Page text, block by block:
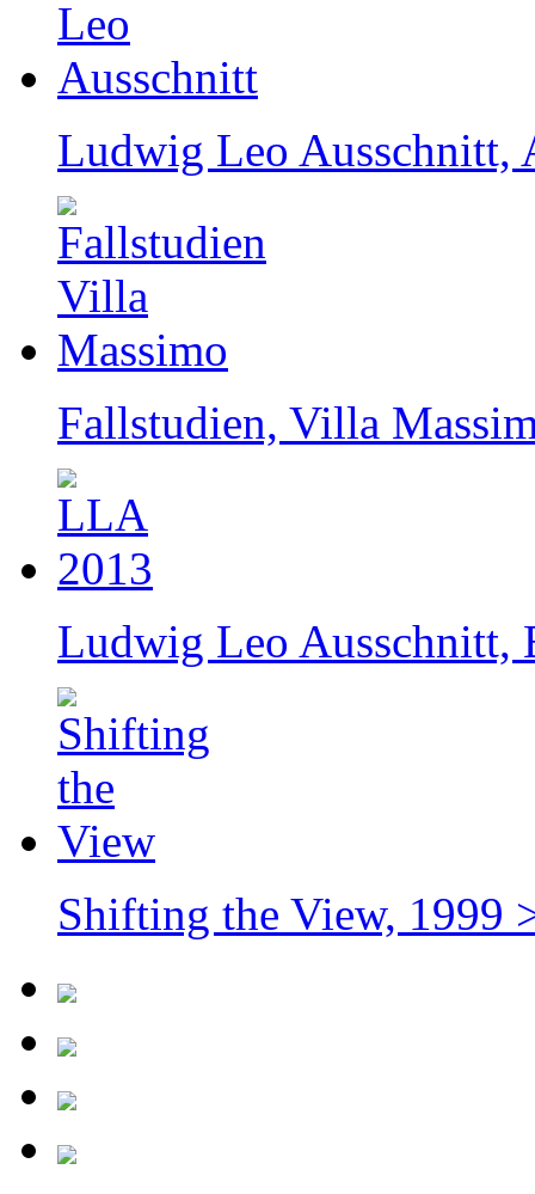
Ludwig Leo Ausschnitt,
Fallstudien, Villa
Ludwig Leo Ausschnitt,
Shifting the View, 1999